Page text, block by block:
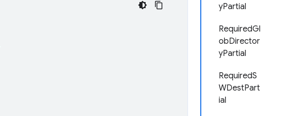
yPartial
RequiredGl
obDirector
yPartial
RequiredS
WDestPart
ial